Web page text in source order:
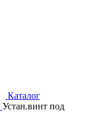
Каталог
Устан.винт под